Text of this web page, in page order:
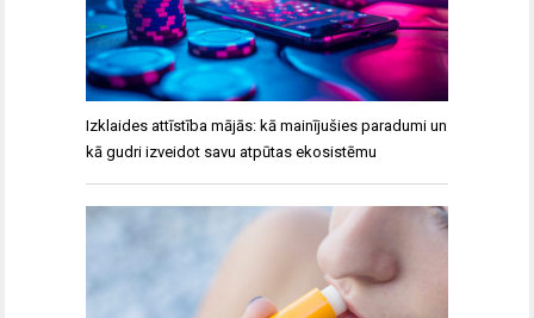
Izklaides attīstība mājās: kā mainījušies paradumi un
kā gudri izveidot savu atpūtas ekosistēmu